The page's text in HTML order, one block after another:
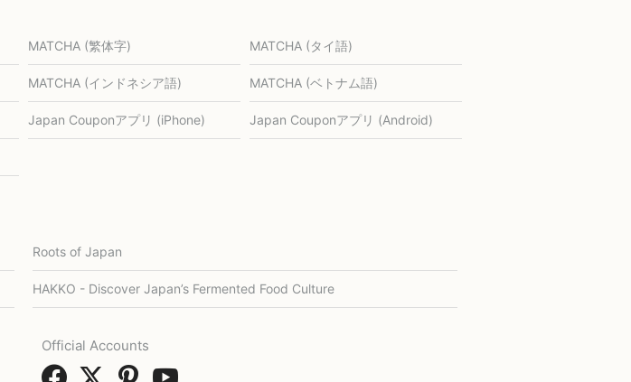
MATCHA (繁体字) MATCHA (タイ語)
MATCHA (インドネシア語) MATCHA (ベトナム語)
Japan Couponアプリ (iPhone) Japan Couponアプリ (Android)
Roots of Japan
HAKKO - Discover Japan’s Fermented Food Culture
Official Accounts